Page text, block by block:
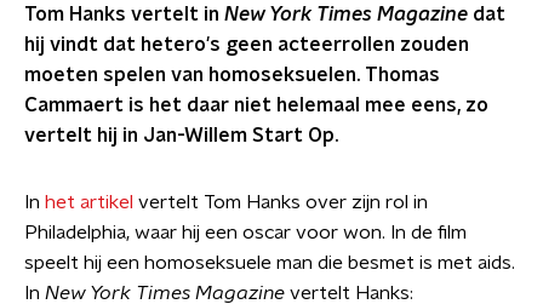
Tom Hanks vertelt in New York Times Magazine dat
hij vindt dat hetero's geen acteerrollen zouden
moeten spelen van homoseksuelen. Thomas
Cammaert is het daar niet helemaal mee eens, zo
vertelt hij in Jan-Willem Start Op.
In het artikel vertelt Tom Hanks over zijn rol in
Philadelphia, waar hij een oscar voor won. In de film
speelt hij een homoseksuele man die besmet is met aids.
In New York Times Magazine vertelt Hanks: